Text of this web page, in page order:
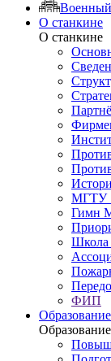
О станкине
О станкине
МГТУ
Гимн
Школа
ФИП
Образование
Образование